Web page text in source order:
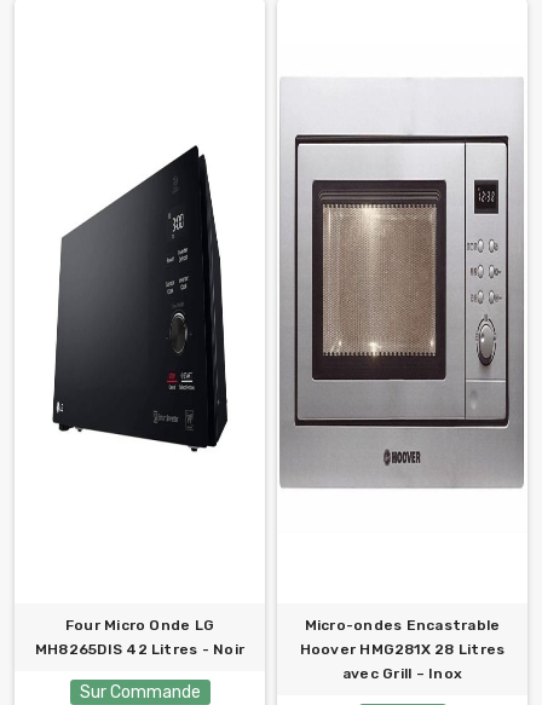
Four Micro Onde LG
MH8265DIS 42 Litres - Noir
Sur Commande
Micro-ondes Encastrable
Hoover HMG281X 28 Litres
avec Grill – Inox